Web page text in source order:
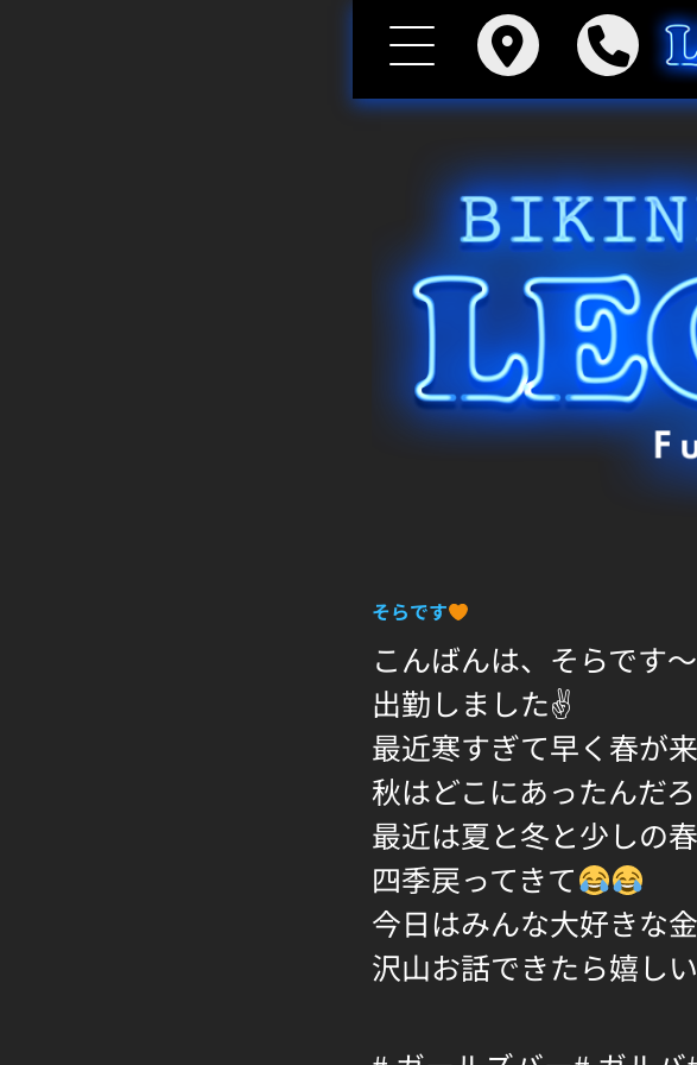
そらです
こんばんは、そらです〜
出勤しました✌
最近寒すぎて早く春が
秋はどこにあったんだ
最近は夏と冬と少しの
四季戻ってきて
今日はみんな大好きな
沢山お話できたら嬉し